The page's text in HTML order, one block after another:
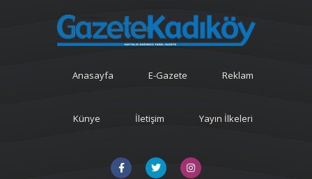
Anasayfa E-Gazete Reklam
Künye İletişim Yayın İlkeleri